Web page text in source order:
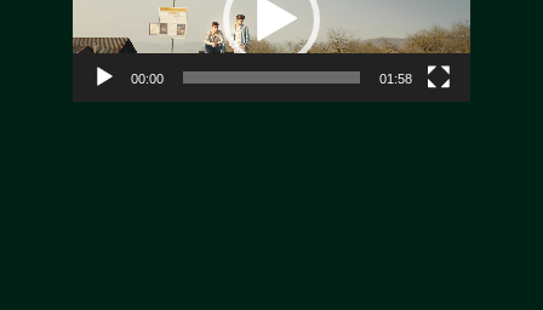
00:00 01:58